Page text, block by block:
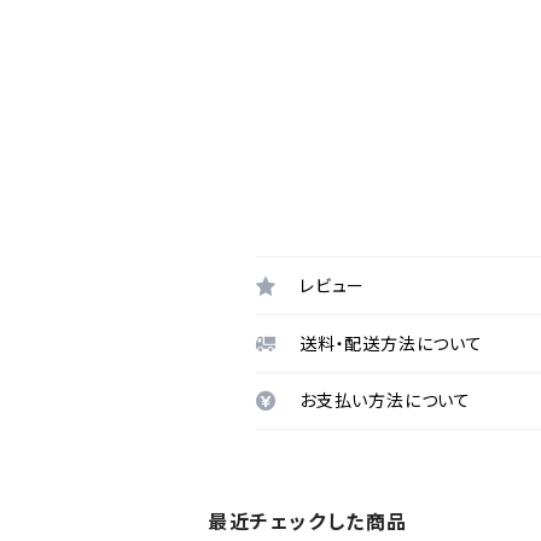
レビュー
送料・配送方法について
お支払い方法について
最近チェックした商品